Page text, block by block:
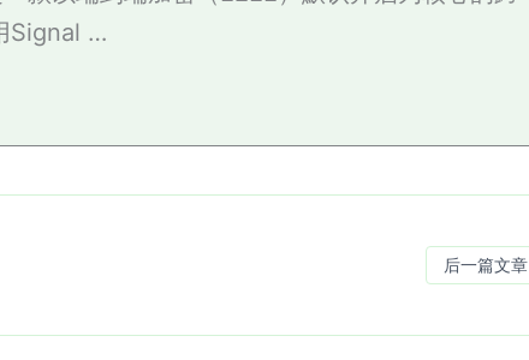
Signal …
后一篇文章